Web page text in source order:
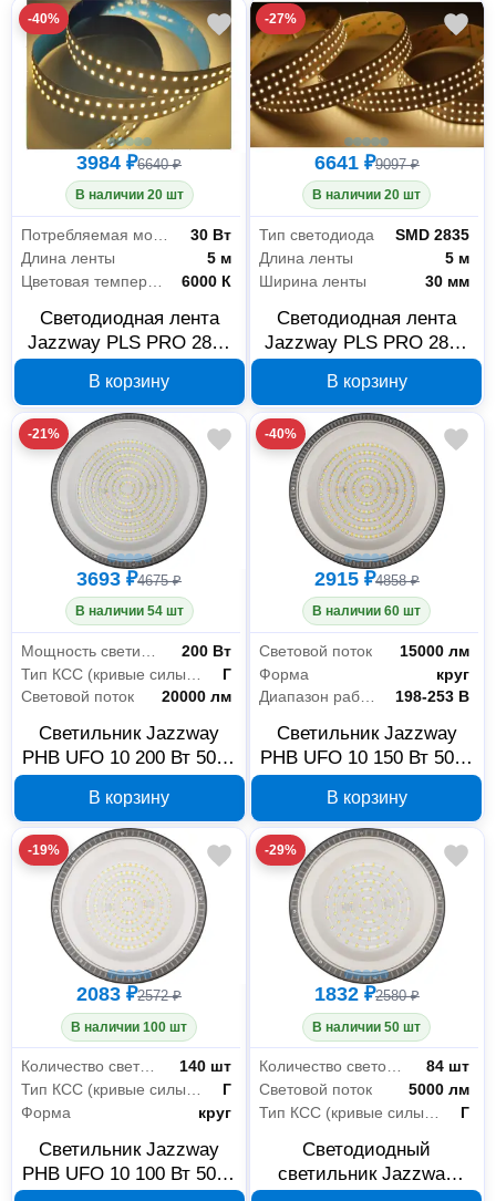
-40%
3984 ₽6640 ₽
В наличии 20 шт
30 Вт
Длина ленты
5 м
6000 К
Светодиодная лента
Jazzway PLS PRO 2835
В корзину
-27%
6641 ₽9097 ₽
В наличии 20 шт
Тип светодиода
SMD 2835
Длина ленты
5 м
Ширина ленты
30 мм
Светодиодная лента
Jazzway PLS PRO 2835
В корзину
-21%
3693 ₽4675 ₽
В наличии 54 шт
200 Вт
Г
Световой поток
20000 лм
Светильник Jazzway
PHB UFO 10 200 Вт 5000
В корзину
-40%
2915 ₽4858 ₽
В наличии 60 шт
Световой поток
15000 лм
Форма
круг
Диапазон рабочего напряжения
198-253 В
Светильник Jazzway
PHB UFO 10 150 Вт 5000
В корзину
-19%
2083 ₽2572 ₽
В наличии 100 шт
Количество светодиодов/ламп
140 шт
Тип КСС (кривые силы света)
Г
Форма
круг
Светильник Jazzway
PHB UFO 10 100 Вт 5000
-29%
1832 ₽2580 ₽
В наличии 50 шт
Количество светодиодов/ламп
84 шт
Световой поток
5000 лм
Г
Светодиодный
светильник Jazzway